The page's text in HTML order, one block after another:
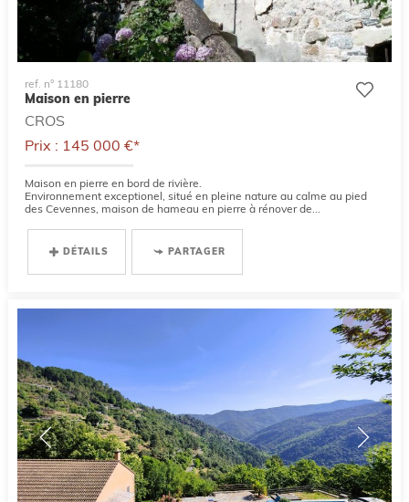
ref. n° 11180
Maison en pierre
CROS
Prix : 145 000 €*
Maison en pierre en bord de rivière.
Environnement exceptionel, situé en pleine nature au calme au pied
des Cevennes, maison de hameau en pierre à rénover de...
DÉTAILS PARTAGER